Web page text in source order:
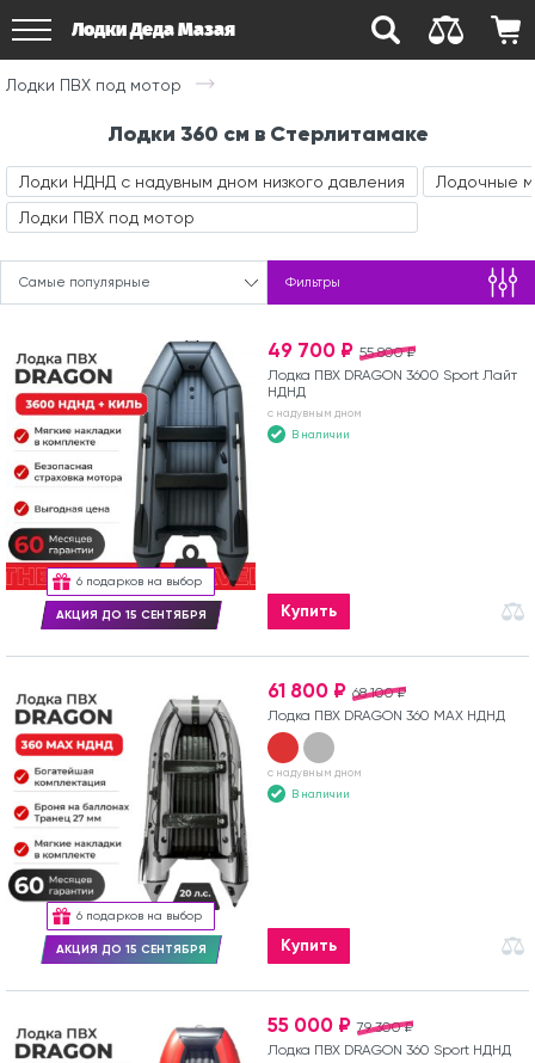
Лодки Деда Мазая
Лодки ПВХ под мотор
Лодки 360 см в Стерлитамаке
Лодки НДНД с надувным дном низкого давления
Лодки ПВХ под мотор
Лодочные
Самые популярные Фильтры
6 подарков на выбор
АКЦИЯ ДО 15 СЕНТЯБРЯ
55 800 ₽
49 700 ₽
Лодка ПВХ DRAGON 3600 Sport Лайт
НДНД
с надувным дном
В наличии
Купить
6 подарков на выбор
АКЦИЯ ДО 15 СЕНТЯБРЯ
68 100 ₽
61 800 ₽
Лодка ПВХ DRAGON 360 MAX НДНД
с надувным дном
В наличии
Купить
79 300 ₽
55 000 ₽
Лодка ПВХ DRAGON 360 Sport НДНД